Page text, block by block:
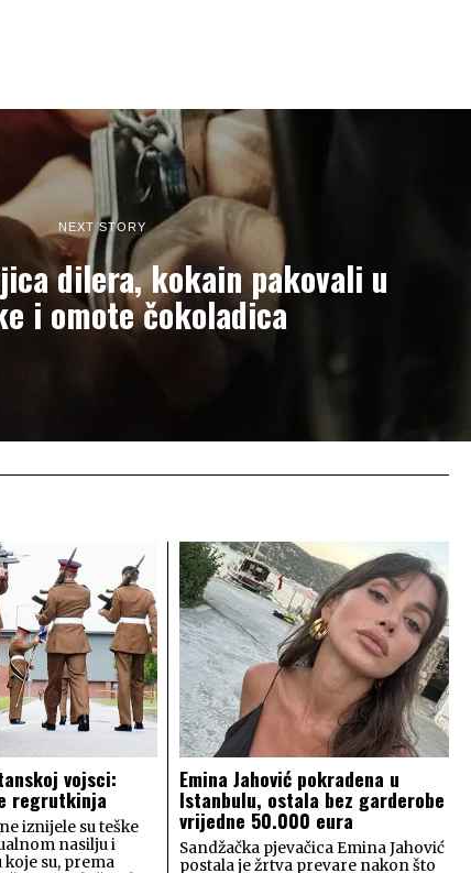
NEXT STORY
dilera, kokain pakovali u
i omote čokoladica
vojsci:
regrutkinja
iznijele su teške
nasilju i
su, prema
Emina Jahović pokradena u
Istanbulu, ostala bez garderobe
vrijedne 50.000 eura
Sandžačka pjevačica Emina Jahović
postala je žrtva prevare nakon što